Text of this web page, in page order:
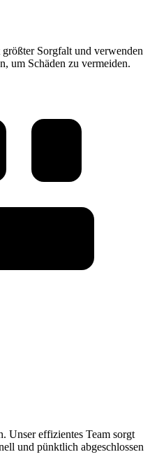
Sorgfalt und verwenden
um Schäden zu vermeiden.
Unser effizientes Team sorgt
und pünktlich abgeschlossen